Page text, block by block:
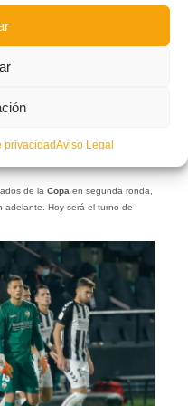
privacidadAviso Legal
de la Copa en segunda ronda,
adelante. Hoy será el turno de